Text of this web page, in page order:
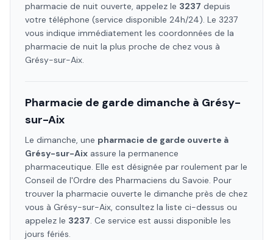
pharmacie de nuit ouverte, appelez le 3237 depuis
votre téléphone (service disponible 24h/24). Le 3237
vous indique immédiatement les coordonnées de la
pharmacie de nuit la plus proche de chez vous à
Grésy-sur-Aix.
Pharmacie de garde dimanche à Grésy-
sur-Aix
Le dimanche, une pharmacie de garde ouverte à
Grésy-sur-Aix assure la permanence
pharmaceutique. Elle est désignée par roulement par le
Conseil de l'Ordre des Pharmaciens du Savoie. Pour
trouver la pharmacie ouverte le dimanche près de chez
vous à Grésy-sur-Aix, consultez la liste ci-dessus ou
appelez le 3237. Ce service est aussi disponible les
jours fériés.